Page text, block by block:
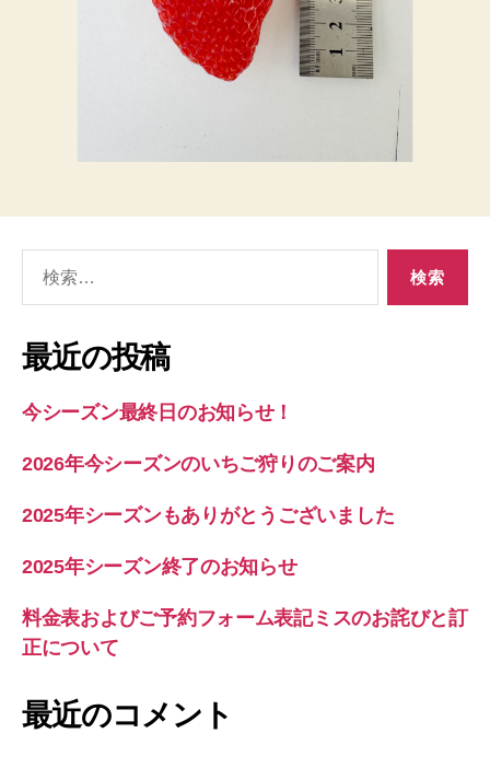
象:
最近の投稿
今シーズン最終日のお知らせ！
2026年今シーズンのいちご狩りのご案内
2025年シーズンもありがとうございました
2025年シーズン終了のお知らせ
料金表およびご予約フォーム表記ミスのお詫びと訂
正について
最近のコメント